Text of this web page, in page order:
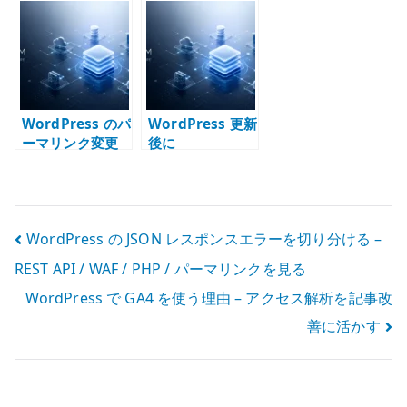
コンテナ、永続
化、DB、メー
ル、外部公開を
分けて考える
ける – REST API
/ WAF / PHP /
パーマリンクを
見る
WordPress のパ
ーマリンク変更
WordPress 更新
後に
投
稿
ナ
ビ
WordPress の JSON レスポンスエラーを切り分ける –
REST API / WAF / PHP / パーマリンクを見る
WordPress で GA4 を使う理由 – アクセス解析を記事改
善に活かす